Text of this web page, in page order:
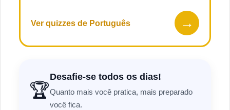
Ver quizzes de Português →
🏆
Desafie-se todos os dias!
Quanto mais você pratica, mais preparado
você fica.